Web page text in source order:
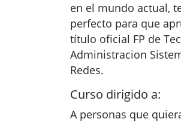
en el mundo actual,
perfecto para que
título oficial FP de
Administracion
Redes.
Curso dirigido a:
A personas que